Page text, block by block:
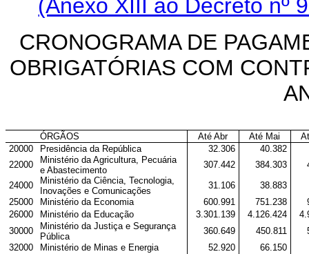
(Anexo XIII ao Decreto nº
CRONOGRAMA DE
OBRIGATÓRIAS COM
ÓRGÃOS Até Abr Até Mai
20000
Presidência da República 32.306
40.382
22000
Ministério da Agricultura, Pecuária
e Abastecimento
307.442 384.303
24000
Ministério da Ciência, Tecnologia,
Inovações e Comunicações
31.106
38.883
25000
Ministério da Economia 600.991 751.238
26000
Ministério da Educação 3.301.139 4.126.424
30000
Ministério da Justiça e Segurança
Pública
360.649 450.811
32000
Ministério de Minas e Energia 52.920
66.150